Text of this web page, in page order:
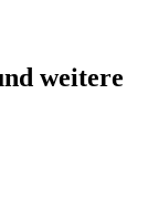
weitere